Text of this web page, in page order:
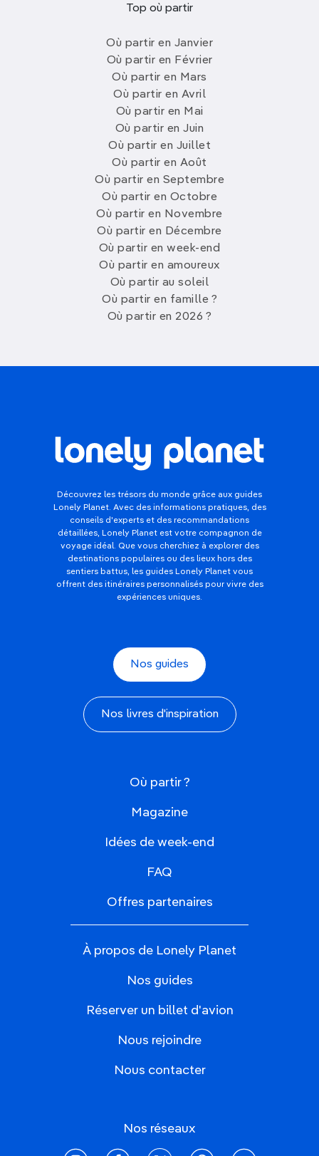
Top où partir
Où partir en Janvier
Où partir en Février
Où partir en Mars
Où partir en Avril
Où partir en Mai
Où partir en Juin
Où partir en Juillet
Où partir en Août
Où partir en Septembre
Où partir en Octobre
Où partir en Novembre
Où partir en Décembre
Où partir en week-end
Où partir en amoureux
Où partir au soleil
Où partir en famille ?
Où partir en 2026 ?
Découvrez les trésors du monde grâce aux guides
Lonely Planet. Avec des informations pratiques, des
conseils d'experts et des recommandations
détaillées, Lonely Planet est votre compagnon de
voyage idéal. Que vous cherchiez à explorer des
destinations populaires ou des lieux hors des
sentiers battus, les guides Lonely Planet vous
offrent des itinéraires personnalisés pour vivre des
expériences uniques.
Nos guides
Nos livres d'inspiration
Où partir ?
Magazine
Idées de week-end
FAQ
Offres partenaires
À propos de Lonely Planet
Nos guides
Réserver un billet d'avion
Nous rejoindre
Nous contacter
Nos réseaux